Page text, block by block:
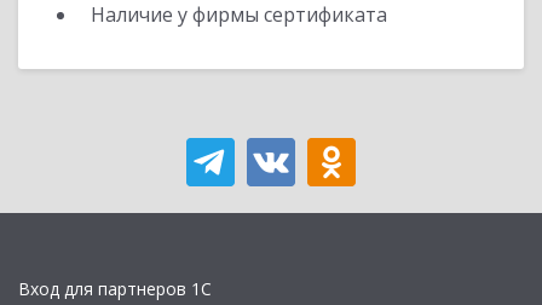
Наличие у фирмы сертификата
Вход для партнеров 1С